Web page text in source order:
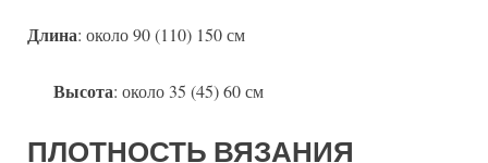
Длина: около 90 (110) 150 см
Высота: около 35 (45) 60 см
ПЛОТНОСТЬ ВЯЗАНИЯ